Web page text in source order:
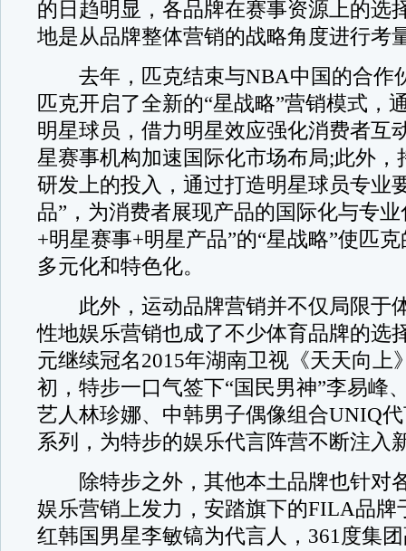
的日趋明显，各品牌在赛事资源上的选
地是从品牌整体营销的战略角度进行考
去年，匹克结束与NBA中国的合作
匹克开启了全新的“星战略”营销模式，
明星球员，借力明星效应强化消费者互
星赛事机构加速国际化市场布局;此外，
研发上的投入，通过打造明星球员专业
品”，为消费者展现产品的国际化与专
+明星赛事+明星产品”的“星战略”使匹
多元化和特色化。
此外，运动品牌营销并不仅局限于
性地娱乐营销也成了不少体育品牌的选
元继续冠名2015年湖南卫视《天天向上
初，特步一口气签下“国民男神”李易峰
艺人林珍娜、中韩男子偶像组合UNIQ
系列，为特步的娱乐代言阵营不断注入
除特步之外，其他本土品牌也针对
娱乐营销上发力，安踏旗下的FILA品牌
红韩国男星李敏镐为代言人，361度集